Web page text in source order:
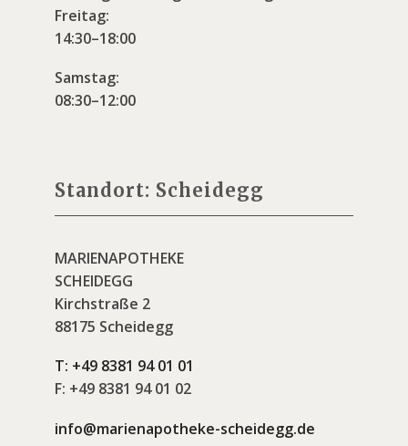
Freitag:
14:30–18:00
Samstag:
08:30–12:00
Standort: Scheidegg
MARIENAPOTHEKE
SCHEIDEGG
Kirchstraße 2
88175 Scheidegg
T: +49 8381 94 01 01
F: +49 8381 94 01 02
info@marienapotheke-scheidegg.de